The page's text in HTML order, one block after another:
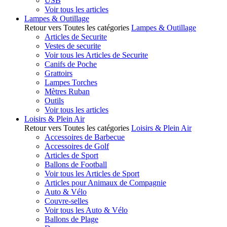
Voir tous les articles
Lampes & Outillage
Retour vers Toutes les catégories Lampes & Outillage
Articles de Securite
Vestes de securite
Voir tous les Articles de Securite
Canifs de Poche
Grattoirs
Lampes Torches
Mètres Ruban
Outils
Voir tous les articles
Loisirs & Plein Air
Retour vers Toutes les catégories Loisirs & Plein Air
Accessoires de Barbecue
Accessoires de Golf
Articles de Sport
Ballons de Football
Voir tous les Articles de Sport
Articles pour Animaux de Compagnie
Auto & Vélo
Couvre-selles
Voir tous les Auto & Vélo
Ballons de Plage